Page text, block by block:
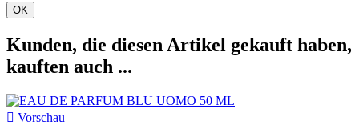
OK
Kunden, die diesen Artikel gekauft haben,
kauften auch ...
 Vorschau